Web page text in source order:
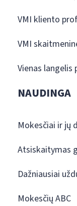
VMI kliento
VMI
Vienas
NAUDINGA
Mokesčiai ir jų
Atsiskaitymas
Dažniausiai
Mokesčių ABC